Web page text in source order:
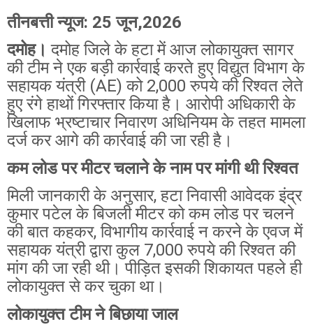
तीनबत्ती न्यूज: 25 जून,2026
दमोह। दमोह जिले के हटा में आज लोकायुक्त सागर
की टीम ने एक बड़ी कार्रवाई करते हुए विद्युत विभाग के
सहायक यंत्री (AE) को 2,000 रुपये की रिश्वत लेते
हुए रंगे हाथों गिरफ्तार किया है। आरोपी अधिकारी के
खिलाफ भ्रष्टाचार निवारण अधिनियम के तहत मामला
दर्ज कर आगे की कार्रवाई की जा रही है।
कम लोड पर मीटर चलाने के नाम पर मांगी थी रिश्वत
​मिली जानकारी के अनुसार, हटा निवासी आवेदक इंद्र
कुमार पटेल के बिजली मीटर को कम लोड पर चलने
की बात कहकर, विभागीय कार्रवाई न करने के एवज में
सहायक यंत्री द्वारा कुल 7,000 रुपये की रिश्वत की
मांग की जा रही थी। पीड़ित इसकी शिकायत पहले ही
लोकायुक्त से कर चुका था।
लोकायुक्त टीम ने बिछाया जाल